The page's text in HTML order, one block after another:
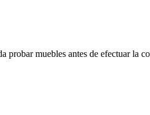
probar muebles antes de efectuar la